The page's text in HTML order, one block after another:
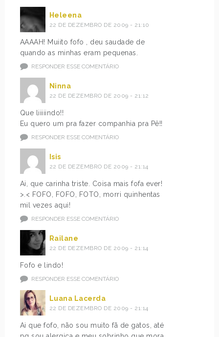
Heleena
22 DE DEZEMBRO DE 2009 - 21:10
AAAAH! Muiito fofo , deu saudade de
quando as minhas eram pequenas.
RESPONDER ESSE COMENTÁRIO
Ninna
22 DE DEZEMBRO DE 2009 - 21:12
Que liiiiindo!!
Eu quero um pra fazer companhia pra Pê!!
RESPONDER ESSE COMENTÁRIO
Isis
22 DE DEZEMBRO DE 2009 - 21:14
Ai, que carinha triste. Coisa mais fofa ever!
>.< FOFO, FOFO, FOTO, morri quinhentas
mil vezes aqui!
RESPONDER ESSE COMENTÁRIO
Railane
22 DE DEZEMBRO DE 2009 - 21:14
Fofo e lindo!
RESPONDER ESSE COMENTÁRIO
Luana Lacerda
22 DE DEZEMBRO DE 2009 - 21:14
Ai que fofo, não sou muito fã de gatos, até